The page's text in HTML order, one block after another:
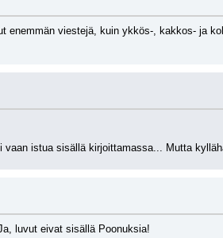
enemmän viestejä, kuin ykkös-, kakkos- ja
istua sisällä kirjoittamassa... Mutta
luvut eivat sisällä Poonuksia!